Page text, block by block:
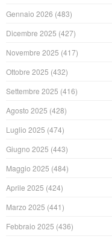
Gennaio 2026 (483)
Dicembre 2025 (427)
Novembre 2025 (417)
Ottobre 2025 (432)
Settembre 2025 (416)
Agosto 2025 (428)
Luglio 2025 (474)
Giugno 2025 (443)
Maggio 2025 (484)
Aprile 2025 (424)
Marzo 2025 (441)
Febbraio 2025 (436)